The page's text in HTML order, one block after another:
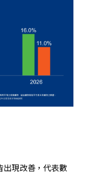
現改善，代表數